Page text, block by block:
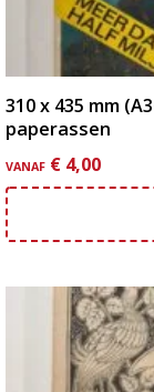
310 x 435 mm
paperassen
VANAF € 4,00
meerdere